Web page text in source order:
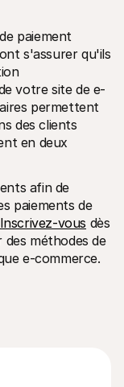
paiement
s'assurer qu'ils
votre site de e-
permettent
des clients
en deux
afin de
paiements de
Inscrivez-vous dès
méthodes de
e-commerce.